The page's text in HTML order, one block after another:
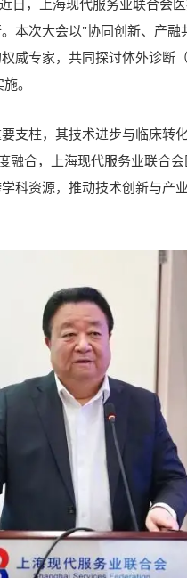
日，上海现代服务业联合会
本次大会以"协同创新、产
威专家，共同探讨体外诊断
。
支柱，其技术进步与临床转
融合，上海现代服务业联合
科资源，推动技术创新与产